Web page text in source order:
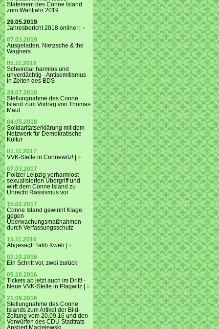
Statement des Conne Island
zum Wahljahr 2019
29.05.2019
Jahresbericht 2018 online! | »
07.03.2019
Ausgeladen. Nietzsche & the
Wagners
05.11.2018
Scheinbar harmlos und
unverdächtig - Antisemitismus
in Zeiten des BDS
24.07.2018
Stellungnahme des Conne
Island zum Vortrag von Thomas
Maul
04.05.2018
Solidaritätserklärung mit dem
Netzwerk für Demokratische
Kultur
01.11.2017
VVK-Stelle in Connewitz! | »
07.03.2017
Polizei Leipzig verharmlost
sexualisierten Übergriff und
wirft dem Conne Island zu
Unrecht Rassismus vor
15.02.2017
Conne Island gewinnt Klage
gegen
Überwachungsmaßnahmen
durch Verfassungsschutz
15.11.2016
Abgesagt! Talib Kweli | »
07.10.2016
Ein Schritt vor, zwei zurück
05.10.2016
Tickets ab jetzt auch im Drift! -
Neue VVK-Stelle in Plagwitz | »
21.09.2016
Stellungnahme des Conne
Islands zum Artikel der Bild-
Zeitung vom 20.09.16 und den
Vorwürfen des CDU Stadtrats
Ansbert Maciejewski